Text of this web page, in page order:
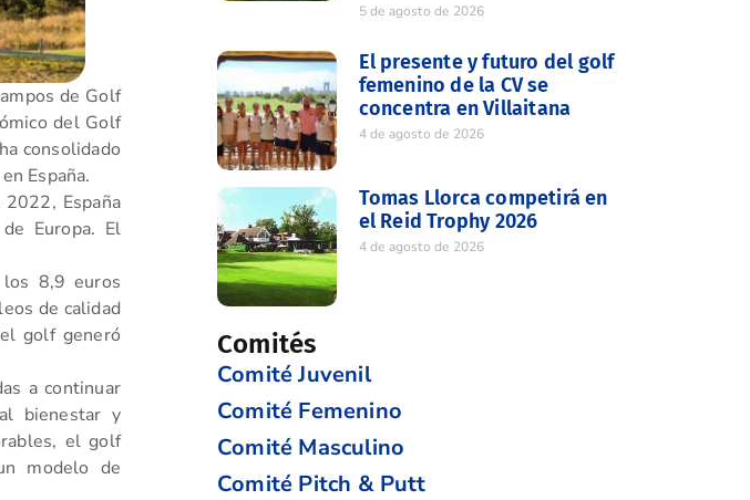
de Golf
del Golf
consolidado
España.
España
Europa. El
8,9 euros
de calidad
golf generó
a continuar
bienestar y
el golf
modelo de
5 de agosto de 2026
El presente y futuro del golf
femenino de la CV se
concentra en Villaitana
4 de agosto de 2026
Tomas Llorca competirá en
el Reid Trophy 2026
4 de agosto de 2026
Comités
Comité Juvenil
Comité Femenino
Comité Masculino
Comité Pitch & Putt